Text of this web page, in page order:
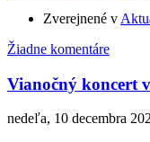
Zverejnené v
Žiadne komentáre
Vianočný koncert
nedeľa, 10 decembra